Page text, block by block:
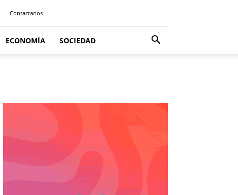
Contactanos
ECONOMÍA SOCIEDAD